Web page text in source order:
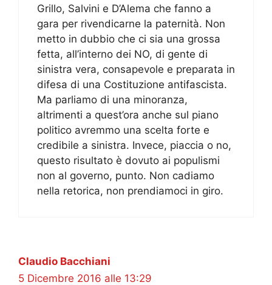
Grillo, Salvini e D’Alema che fanno a
gara per rivendicarne la paternità. Non
metto in dubbio che ci sia una grossa
fetta, all’interno dei NO, di gente di
sinistra vera, consapevole e preparata in
difesa di una Costituzione antifascista.
Ma parliamo di una minoranza,
altrimenti a quest’ora anche sul piano
politico avremmo una scelta forte e
credibile a sinistra. Invece, piaccia o no,
questo risultato è dovuto ai populismi
non al governo, punto. Non cadiamo
nella retorica, non prendiamoci in giro.
Claudio Bacchiani
5 Dicembre 2016 alle 13:29